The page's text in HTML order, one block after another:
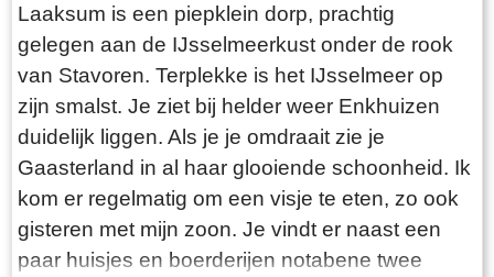
Laaksum is een piepklein dorp, prachtig
gelegen aan de IJsselmeerkust onder de rook
van Stavoren. Terplekke is het IJsselmeer op
zijn smalst. Je ziet bij helder weer Enkhuizen
duidelijk liggen. Als je je omdraait zie je
Gaasterland in al haar glooiende schoonheid. Ik
kom er regelmatig om een visje te eten, zo ook
gisteren met mijn zoon. Je vindt er naast een
paar huisjes en boerderijen notabene twee